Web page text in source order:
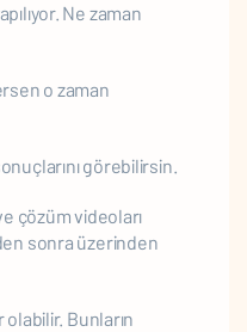
Ne zaman
o zaman
görebilirsin.
çözüm videoları
sonra üzerinden
olabilir. Bunların